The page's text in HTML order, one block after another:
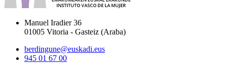
Manuel Iradier 36
01005 Vitoria - Gasteiz (Araba)
berdingune@euskadi.eus
945 01 67 00